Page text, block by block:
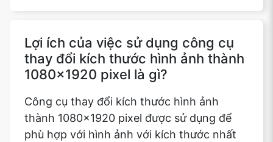
Lợi ích của việc sử dụng công cụ
thay đổi kích thước hình ảnh thành
1080x1920 pixel là gì?
Công cụ thay đổi kích thước hình ảnh
thành 1080x1920 pixel được sử dụng để
phù hợp với hình ảnh với kích thước nhất